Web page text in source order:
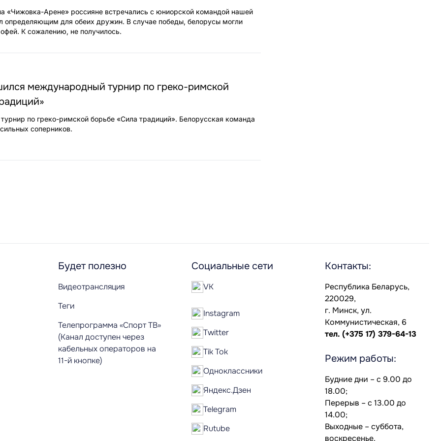
Арене» россияне встречались с юниорской командой нашей
определяющим для обеих дружин. В случае победы, белорусы могли
К сожалению, не получилось.
международный турнир по греко-римской
по греко-римской борьбе «Сила традиций». Белорусская команда
соперников.
Будет полезно
Видеотрансляция
Теги
Телепрограмма «Спорт ТВ»
(Канал доступен через
кабельных операторов на
11-й кнопке)
Социальные сети
VK
Instagram
Twitter
Tik Tok
Одноклассники
Яндекс.Дзен
Telegram
Rutube
Контакты:
Республика Беларусь,
220029,
г. Минск, ул.
Коммунистическая, 6
тел. (+375 17) 379-64-13
Режим работы:
Будние дни – с 9.00 до
18.00;
Перерыв – с 13.00 до
14.00;
Выходные – суббота,
воскресенье.